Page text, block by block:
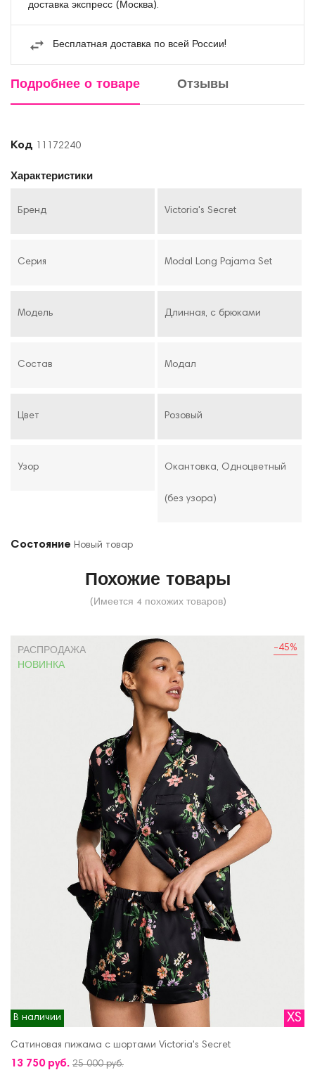
доставка экспресс (Москва).
Бесплатная доставка по всей России!
Подробнее о товаре Отзывы
Код 11172240
Характеристики
Бренд Victoria's Secret
Серия Modal Long Pajama Set
Модель Длинная, с брюками
Состав Модал
Цвет Розовый
Узор Окантовка, Одноцветный
(без узора)
Состояние Новый товар
Похожие товары
(Имеется 4 похожих товаров)
-45%
РАСПРОДАЖА
НОВИНКА
В наличии XS
Сатиновая пижама с шортами Victoria's Secret
13 750 руб. 25 000 руб.